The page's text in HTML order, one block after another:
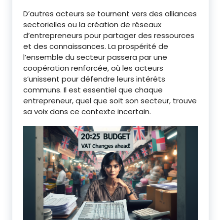
D’autres acteurs se tournent vers des alliances
sectorielles ou la création de réseaux
d’entrepreneurs pour partager des ressources
et des connaissances. La prospérité de
l’ensemble du secteur passera par une
coopération renforcée, où les acteurs
s’unissent pour défendre leurs intérêts
communs. Il est essentiel que chaque
entrepreneur, quel que soit son secteur, trouve
sa voix dans ce contexte incertain.